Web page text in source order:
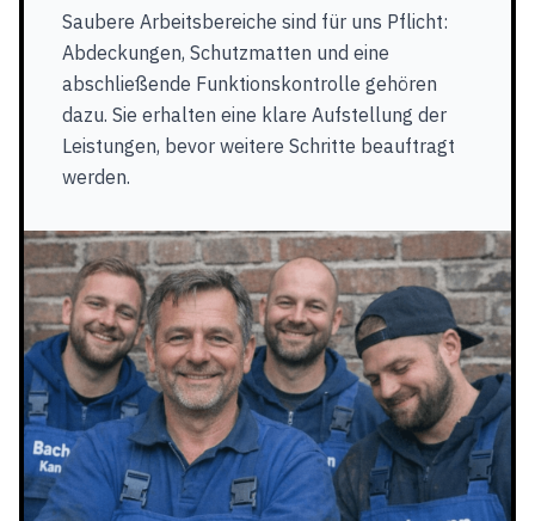
Saubere Arbeitsbereiche sind für uns Pflicht:
Abdeckungen, Schutzmatten und eine
abschließende Funktionskontrolle gehören
dazu. Sie erhalten eine klare Aufstellung der
Leistungen, bevor weitere Schritte beauftragt
werden.